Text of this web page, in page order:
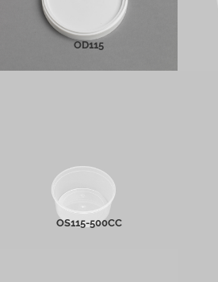
OD115
PLUS D'INFOS
OS115-500CC
PLUS D'INFOS